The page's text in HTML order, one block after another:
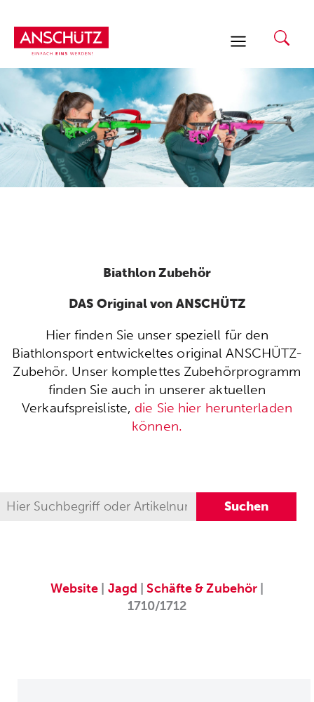
Inhalt
springen
Biathlon Zubehör
DAS Original von ANSCHÜTZ
Hier finden Sie unser speziell für den
Biathlonsport entwickeltes original ANSCHÜTZ-
Zubehör. Unser komplettes Zubehörprogramm
finden Sie auch in unserer aktuellen
Verkaufspreisliste, die Sie hier herunterladen
können.
Website Jagd |Schäfte & Zubehör
1710/1712